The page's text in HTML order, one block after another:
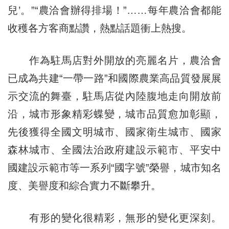
兒’。”“農洽會辦得排場！”……每年農洽會都能
收穫各方客商點讚，熱點話題衝上熱搜。
作為駐馬店對外開放的亮麗名片，農洽會
已成為共建“一帶一路”和國際農業高品質發展展
示交流的舞臺，駐馬店從內陸腹地走向開放前
沿，城市形象精彩蝶變，城市品質愈加彰顯，
先後獲得全國文明城市、國家衛生城市、國家
森林城市、全國法治政府建設示範市、平安中
國建設示範市等一系列“國字號”榮譽，城市知名
度、美譽度和綜合實力不斷攀升。
有形的變化很精彩，無形的變化更深刻。